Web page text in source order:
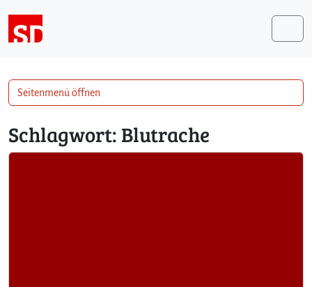
Schlagwort: Blutrache
Seitenmenü öffnen